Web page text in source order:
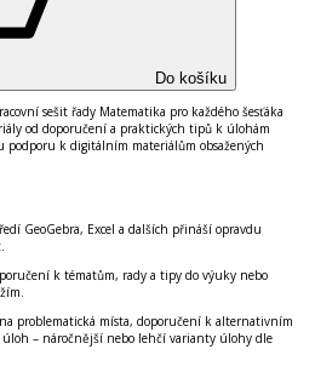
Do košíku
sešit řady Matematika pro každého šesťáka
od doporučení a praktických tipů k úlohám
podporu k digitálním materiálům obsažených
GeoGebra, Excel a dalších přináší opravdu
.
k tématům, rady a tipy do výuky nebo
problematická místa, doporučení k alternativním
úloh – náročnější nebo lehčí varianty úlohy dle